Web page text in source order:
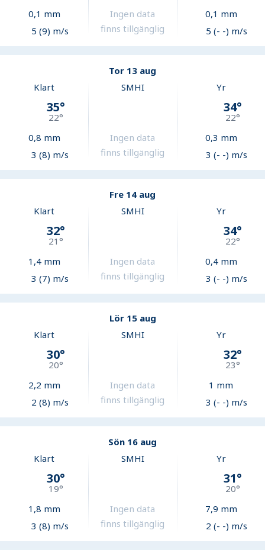
0,1 mm
5 (9) m/s
Ingen data
finns tillgänglig
0,1 mm
5 (- -) m/s
Tor 13 aug
Klart
35°
22°
0,8 mm
3 (8) m/s
SMHI
Ingen data
finns tillgänglig
Yr
34°
22°
0,3 mm
3 (- -) m/s
Fre 14 aug
Klart
32°
21°
1,4mm
3 (7) m/s
SMHI
Ingen data
finns tillgänglig
Yr
34°
22°
0,4mm
3 (- -) m/s
Lör 15 aug
Klart
30°
20°
2,2 mm
2 (8) m/s
SMHI
Ingen data
finns tillgänglig
Yr
32°
23°
1 mm
3 (- -) m/s
Sön 16 aug
Klart
30°
19°
1,8 mm
3 (8) m/s
SMHI
Ingen data
finns tillgänglig
Yr
31°
20°
7,9 mm
2 (- -) m/s